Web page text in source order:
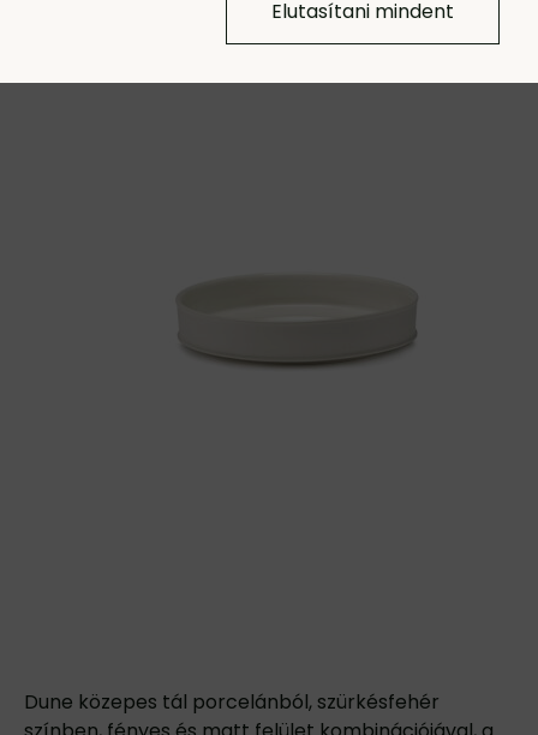
Dune közepes tál porcelánból, szürkésfehér
Elutasítani mindent